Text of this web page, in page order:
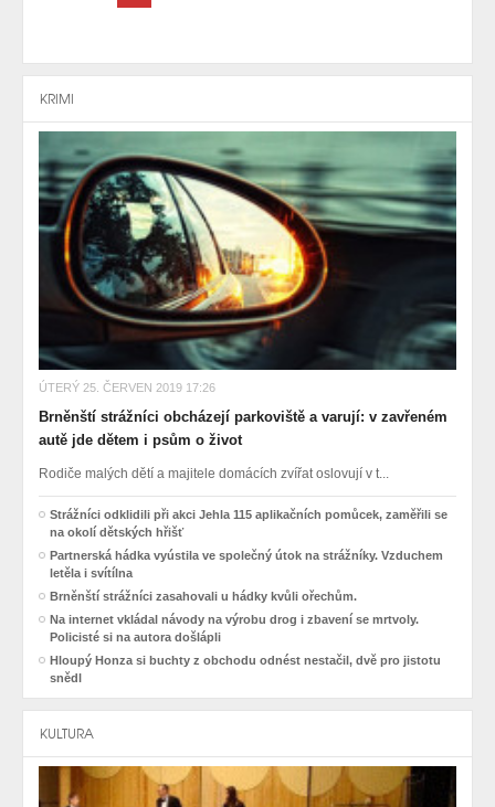
KRIMI
ÚTERÝ 25. ČERVEN 2019 17:26
Brněnští strážníci obcházejí parkoviště a varují: v zavřeném
autě jde dětem i psům o život
Rodiče malých dětí a majitele domácích zvířat oslovují v t...
Strážníci odklidili při akci Jehla 115 aplikačních pomůcek, zaměřili se
na okolí dětských hřišť
Partnerská hádka vyústila ve společný útok na strážníky. Vzduchem
letěla i svítílna
Brněnští strážníci zasahovali u hádky kvůli ořechům.
Na internet vkládal návody na výrobu drog i zbavení se mrtvoly.
Policisté si na autora došlápli
Hloupý Honza si buchty z obchodu odnést nestačil, dvě pro jistotu
snědl
KULTURA